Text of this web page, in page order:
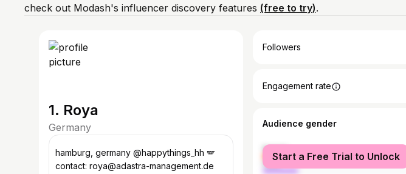
check out Modash's influencer discovery features (free to try).
1. Roya
Germany
hamburg, germany @happythings_hh 🪽
contact: roya@adastra-management.de
Followers
Engagement rate
Audience gender
female
male
Start a Free Trial to Unlock